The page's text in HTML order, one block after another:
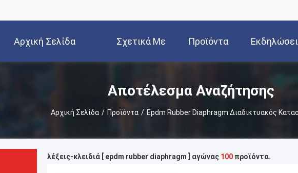
Αρχική Σελίδα Σχετικά Με
Εμάς
Προϊόντα
Αποτέλεσμα Αναζήτησης
Αρχική Σελίδα / Προϊόντα / Epdm Rubber Diaphragm Διαδικτυακός
λέξεις-κλειδιά [ epdm rubber diaphragm ] αγώνας 100 προϊόντα.